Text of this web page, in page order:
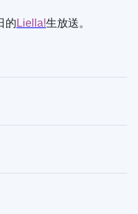
的 Liella!生放送。